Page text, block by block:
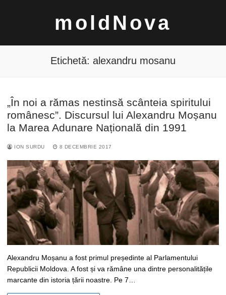
moldNova
Caută
după:
Etichetă: alexandru mosanu
„În noi a rămas nestinsă scânteia spiritului
românesc”. Discursul lui Alexandru Moșanu
la Marea Adunare Națională din 1991
ION SURDU 8 DECEMBRIE 2017
Alexandru Moșanu a fost primul președinte al Parlamentului
Republicii Moldova. A fost și va rămâne una dintre personalitățile
marcante din istoria țării noastre. Pe 7…